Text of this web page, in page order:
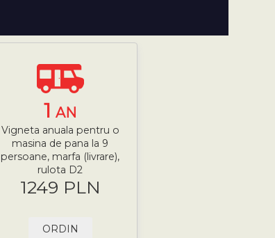
1AN
Vigneta anuala pentru o
masina de pana la 9
persoane, marfa (livrare),
rulota D2
1249 PLN
ORDIN